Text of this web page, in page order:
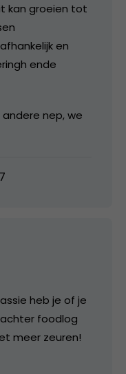
kan groeien tot
en
ende
nep, we
heb je of je
foodlog
meer zeuren!